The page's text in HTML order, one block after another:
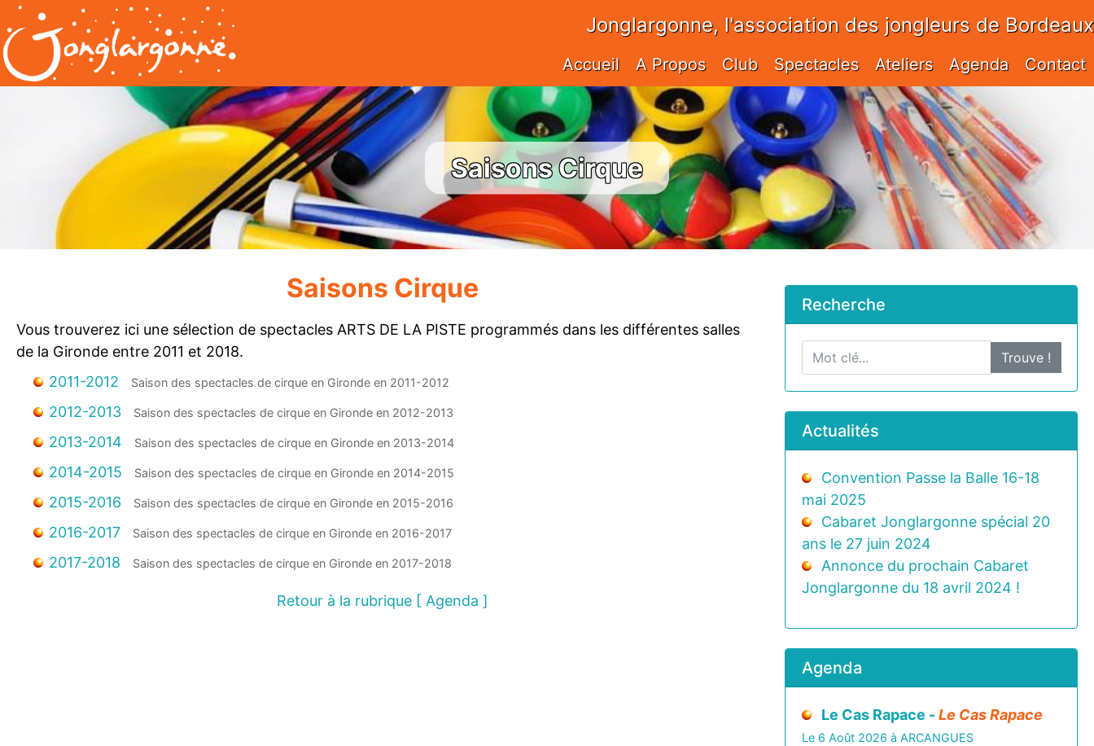
Jonglargonne, l'association des jongleurs de Bordeaux
Accueil A Propos Club Spectacles Ateliers Agenda Contact
Saisons Cirque
Saisons Cirque
Vous trouverez ici une sélection de spectacles ARTS DE LA PISTE programmés dans les différentes salles
de la Gironde entre 2011 et 2018.
2011-2012
2012-2013
2013-2014
2014-2015
2015-2016
2016-2017
2017-2018
Retour à la rubrique [ Agenda ]
Recherche
Trouve !
Actualités
Convention Passe la Balle 16-18
mai 2025
Cabaret Jonglargonne spécial 20
ans le 27 juin 2024
Annonce du prochain Cabaret
Jonglargonne du 18 avril 2024 !
Agenda
Le Cas Rapace -Le Cas Rapace
Le 6 Août 2026 à ARCANGUES